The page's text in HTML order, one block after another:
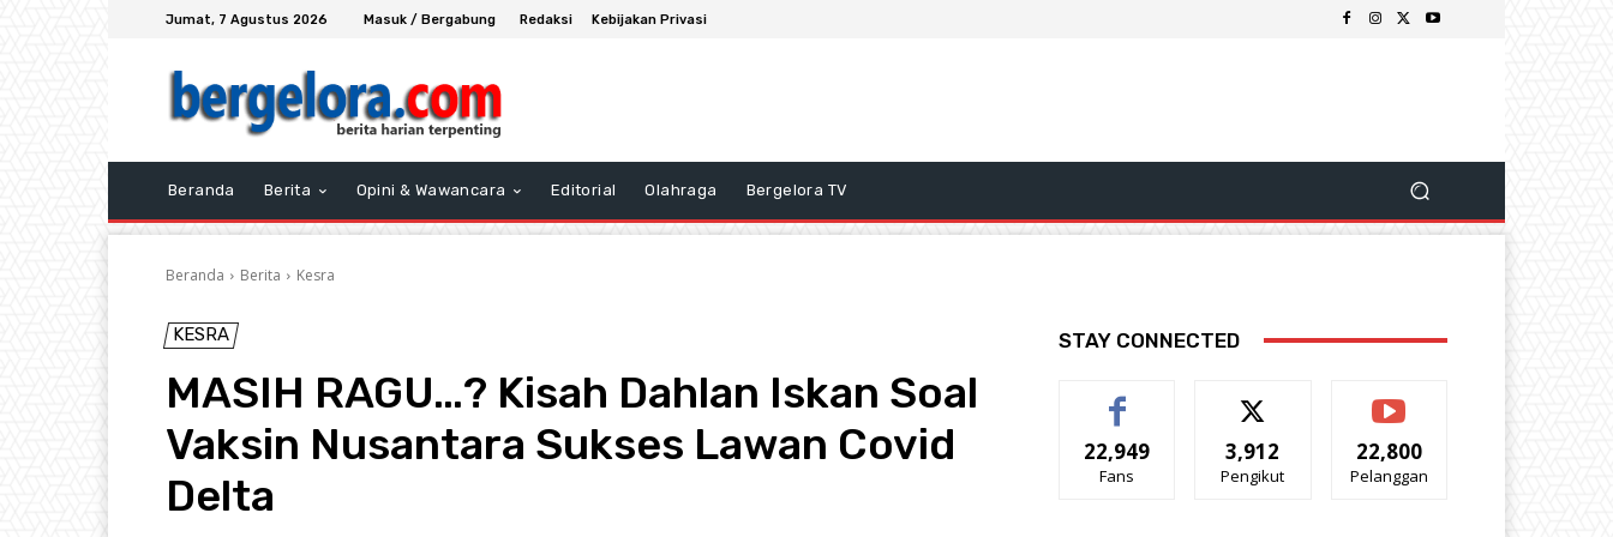
Jumat, 7 Agustus 2026 Masuk / Bergabung Redaksi Kebijakan Privasi
Beranda Berita Opini & Wawancara Editorial Olahraga Bergelora TV
Beranda Berita Kesra
KESRA
MASIH RAGU…? Kisah Dahlan Iskan Soal
Vaksin Nusantara Sukses Lawan Covid
Delta
STAY CONNECTED
22,949
Fans
3,912
Pengikut
22,800
Pelanggan